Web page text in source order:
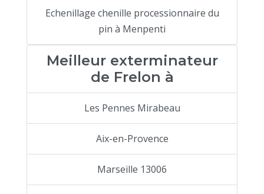
Echenillage chenille processionnaire du
pin à Menpenti
Meilleur exterminateur
de Frelon à
Les Pennes Mirabeau
Aix-en-Provence
Marseille 13006